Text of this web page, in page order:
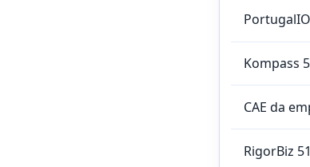
Kompass
CAE da
RigorBiz